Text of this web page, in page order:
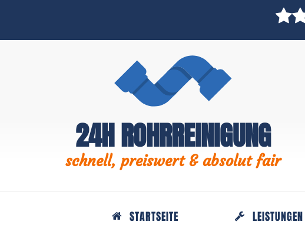
24H ROHRREINIGUNG
schnell, preiswert & absolut fair
STARTSEITE LEISTUNGEN